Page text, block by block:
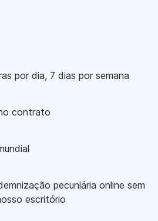
por dia, 7 dias por semana
contrato
pecuniária online sem
escritório